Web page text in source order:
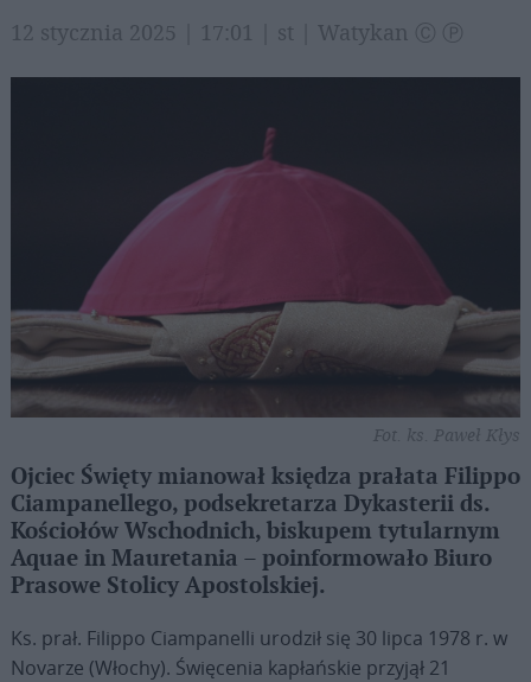
12 stycznia 2025 | 17:01 | st | Watykan Ⓒ Ⓟ
Fot. ks. Paweł Kłys
Ojciec Święty mianował księdza prałata Filippo
Ciampanellego, podsekretarza Dykasterii ds.
Kościołów Wschodnich, biskupem tytularnym
Aquae in Mauretania – poinformowało Biuro
Prasowe Stolicy Apostolskiej.
Ks. prał. Filippo Ciampanelli urodził się 30 lipca 1978 r. w
Novarze (Włochy). Święcenia kapłańskie przyjął 21